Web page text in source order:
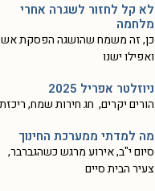
לא קל לחזור לשגרה אחרי
מלחמה
כן, זה משמח שהושגה הפסקת אש
ואפילו ישנו
ניוזלטר אפריל 2025
הורים יקרים, חג חירות שמח,
מה למדתי ממערכת החינוך
סיום י"ב, אירוע מרגש כשהגברבר,
צעיר הבית סיים